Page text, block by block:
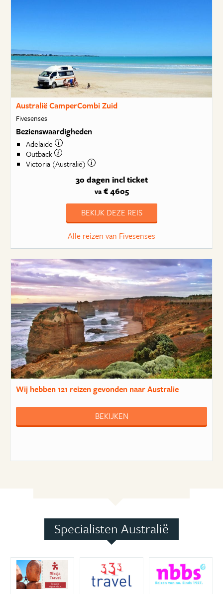
Australië CamperCombi Zuid
Fivesenses
Bezienswaardigheden
Adelaide
Outback
Victoria (Australië)
30 dagen incl ticket
va€ 4605
BEKIJK DEZE REIS
Alle reizen van Fivesenses
Wij hebben121 reizengevonden naar Australie
BEKIJKEN
Specialisten Australië